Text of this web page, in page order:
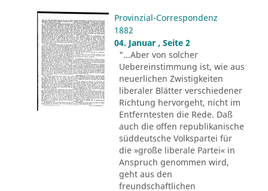
Provinzial-Correspondenz
1882
04. Januar , Seite 2
"...Aber von solcher
Uebereinstimmung ist, wie aus
neuerlichen Zwistigkeiten
liberaler Blätter verschiedener
Richtung hervorgeht, nicht im
Entferntesten die Rede. Daß
auch die offen republikanische
süddeutsche Volkspartei für
die »große liberale Partei« in
Anspruch genommen wird,
geht aus den
freundschaftlichen